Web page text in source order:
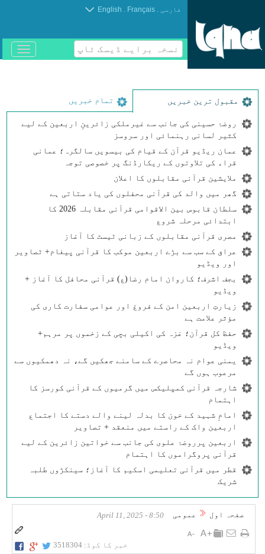
فارسی .
Français
.
English
نسخہ برایے ڈیسک ٹاپ
باز
و
مقبول ترین خبریں تمام خبریں
روضۂ حسینی کی جانب سے غیرملکی زائرینِ اربعین کے لیے
کثیر لسانی رہنمائی اور سروسز
عمان ریڈیو قرآن کے قیام کی بیسویں سالگرہ؛ عمانی
قراء کی تلاوتوں کے ریکارڈنگ پر خصوصی توجہ
ملایشین قرآنی مقابلوں کا اعلان
گھر میں والد کی قرآنی محفلوں کی یاد ستاتی ہے
سلطان قابوس بین الاقوامی قرآنی مقابلہ 2026 کا
ابتدائی مرحلہ شروع
مصری قرآنی مقابلوں کے زبانی ٹیسٹ کا آغاز
عراق کے سب سے بڑے اربعین موکب کا قرآنی پیغام+ ٹصاویر
اور ویڈیو
بجف اشرف؛ کاروان امام رضا(ع) قرآنی محافل کا آغاز +
ویڈیو
زیارتِ اربعین امن کے فروغ اور عوامی سفارت کاری کی
مؤثر علامت ہے
حفظ کل قرآن؛ غزہ کی اکیلی بچی کے زخموں پر مرہم+
ویڈیو
یمنی عوام نہ محاصرے کے سامنے جھکیں گے، نہ دھمکیوں سے
مرعوب ہوں گے
شارجہ قرآنی کمپلیکس میں گرمیوں کے قرآنی کورسز کا
اہتمام
امامِ شہید کے خون کا بدلہ لینے والے دستے کا اجتماع
اربعین واک کے راستے میں منعقد + تصاویر
اربعین پرروضۂ علوی کی جانب سے خواتین زائرین کے لیے
قرآنی پروگراموں کا اہتمام
قطر میں قرآنی تعلیمی اسکیم کا آغاز؛ سینکڑوں طلبہ
شریک
صفحہ اول عمومی 8:50 - April 11, 2025
خبر کا کوڈ: 3518304